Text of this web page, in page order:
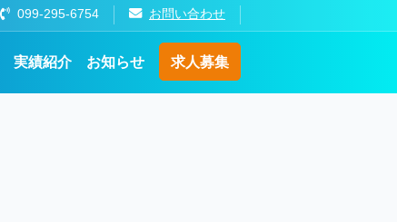
099-295-6754 お問い合わせ
実績紹介 お知らせ 求人募集